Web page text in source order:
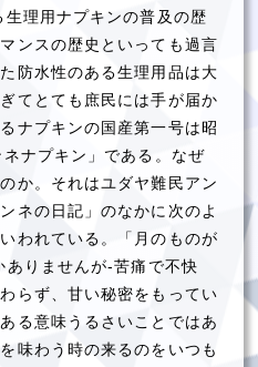
理用ナプキンの普及の歴
ンスの歴史といっても過言
防水性のある生理用品は大
てとても庶民には手が届か
ナプキンの国産第一号は昭
ナプキン」である。なぜ
か。それはユダヤ難民アン
ネの日記」のなかに次のよ
われている。「月のものが
りませんが-苦痛で不快
らず、甘い秘密をもってい
る意味うるさいことではあ
味わう時の来るのをいつも